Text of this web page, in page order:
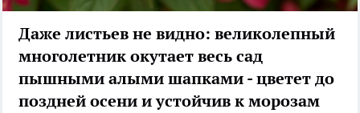
Даже листьев не видно: великолепный
многолетник окутает весь сад
пышными алыми шапками - цветет до
поздней осени и устойчив к морозам